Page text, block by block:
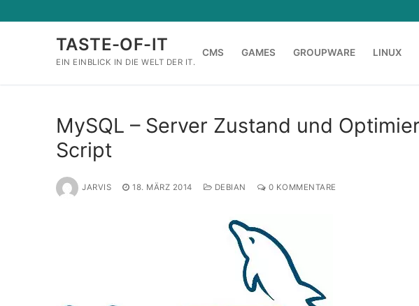
Inhalt
TASTE-OF-IT
EIN EINBLICK IN DIE WELT DER IT.
CMS GAMES GROUPWARE LINUX
MySQL – Server Zustand und
Script
JARVIS 18. MÄRZ 2014 DEBIAN 0 KOMMENTARE